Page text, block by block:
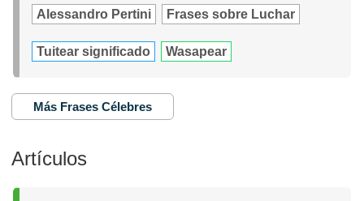
Alessandro Pertini Frases sobre Luchar
Tuitear significado Wasapear
Más Frases Célebres
Artículos